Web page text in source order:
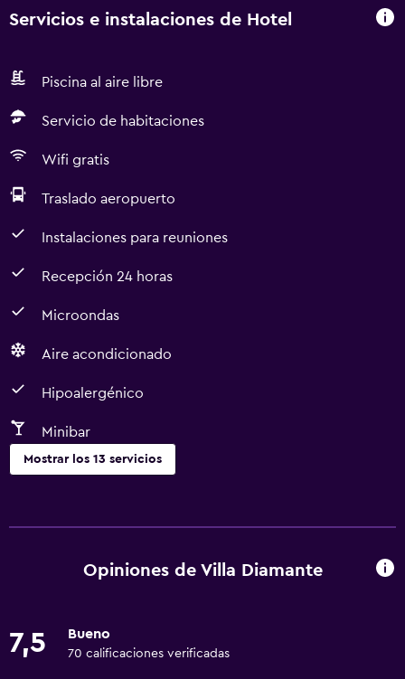
Servicios e instalaciones de Hotel
Piscina al aire libre
Servicio de habitaciones
Wifi gratis
Traslado aeropuerto
Instalaciones para reuniones
Recepción 24 horas
Microondas
Aire acondicionado
Hipoalergénico
Minibar
Mostrar los 13 servicios
Servicio de habitaciones
Comedor
Opiniones de Villa Diamante
7,5 Bueno
70 calificaciones verificadas